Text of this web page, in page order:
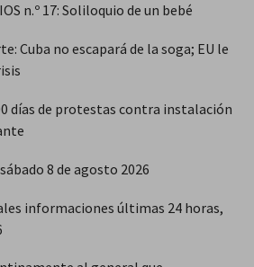
n.º 17: Soliloquio de un bebé
Cuba no escapará de la soga; EU le
días de protestas contra instalación
8 de agosto 2026
informaciones últimas 24 horas,